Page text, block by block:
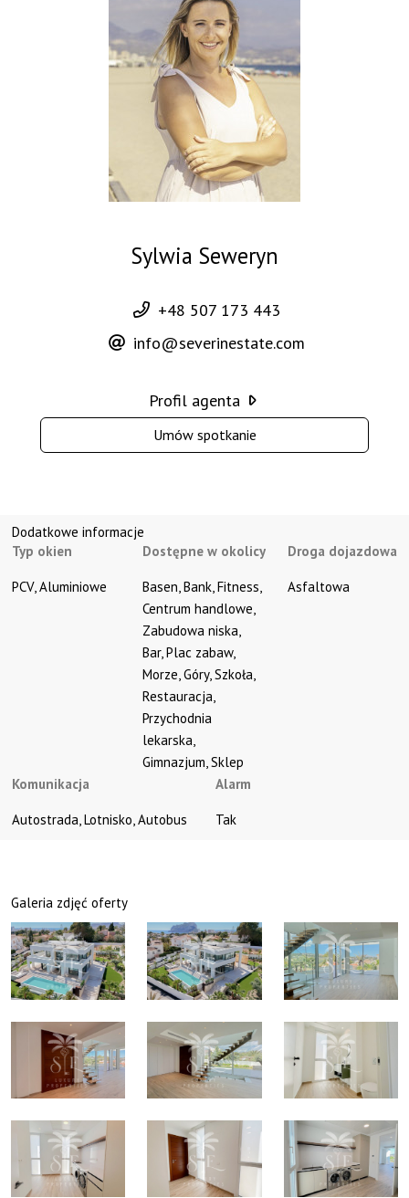
Sylwia Seweryn
+48 507 173 443
info@severinestate.com
Profil agenta
Umów spotkanie
Dodatkowe informacje
Typ okien
PCV, Aluminiowe
Dostępne w okolicy
Basen, Bank, Fitness,
Centrum handlowe,
Zabudowa niska,
Bar, Plac zabaw,
Morze, Góry, Szkoła,
Restauracja,
Przychodnia
lekarska,
Gimnazjum, Sklep
Droga dojazdowa
Asfaltowa
Komunikacja
Autostrada, Lotnisko, Autobus
Alarm
Tak
Galeria zdjęć oferty